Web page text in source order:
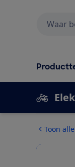
Toon